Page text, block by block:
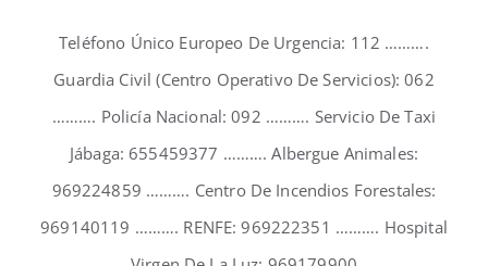
Teléfono Único Europeo De Urgencia: 112 ……….
Guardia Civil (Centro Operativo De Servicios): 062
………. Policía Nacional: 092 ………. Servicio De Taxi
Jábaga: 655459377 ………. Albergue Animales:
969224859 ………. Centro De Incendios Forestales:
969140119 ………. RENFE: 969222351 ………. Hospital